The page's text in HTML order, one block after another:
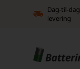
Dag-til-dag
levering